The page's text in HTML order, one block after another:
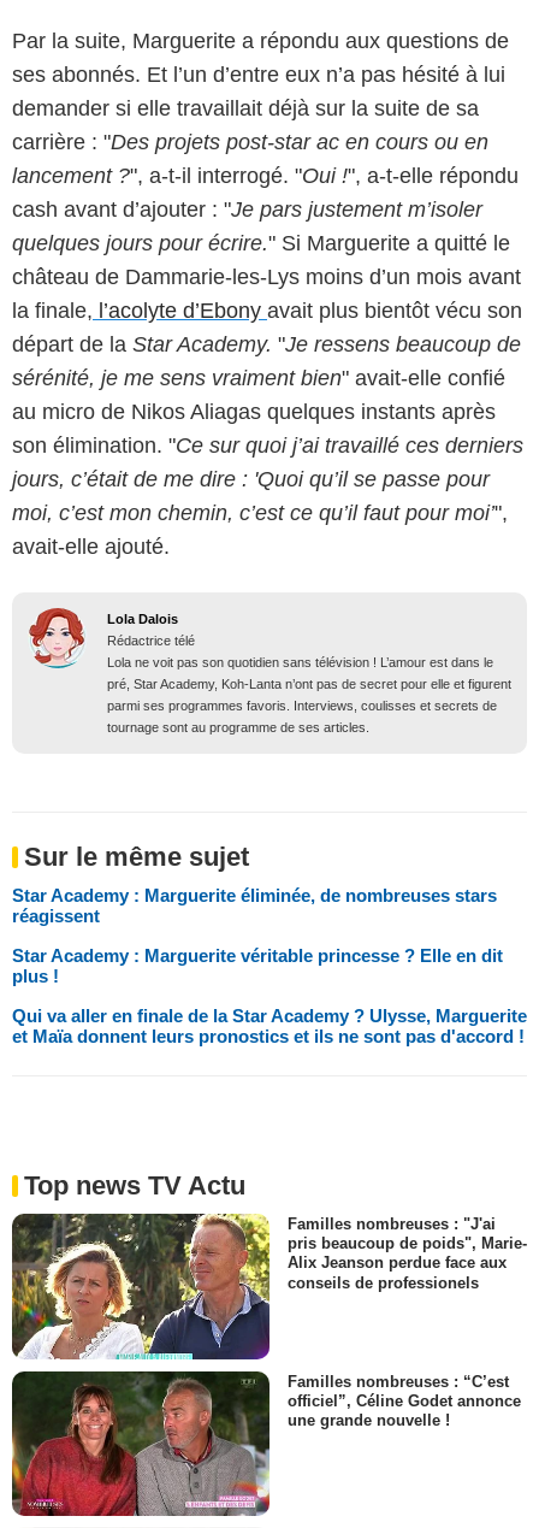
Par la suite, Marguerite a répondu aux questions de
ses abonnés. Et l’un d’entre eux n’a pas hésité à lui
demander si elle travaillait déjà sur la suite de sa
carrière : "Des projets post-star ac en cours ou en
lancement ?", a-t-il interrogé. "Oui !", a-t-elle répondu
cash avant d’ajouter : "Je pars justement m’isoler
quelques jours pour écrire." Si Marguerite a quitté le
château de Dammarie-les-Lys moins d’un mois avant
la finale, l’acolyte d’Ebony avait plus bientôt vécu son
départ de la Star Academy. "Je ressens beaucoup de
sérénité, je me sens vraiment bien" avait-elle confié
au micro de Nikos Aliagas quelques instants après
son élimination. "Ce sur quoi j’ai travaillé ces derniers
jours, c’était de me dire : 'Quoi qu’il se passe pour
moi, c’est mon chemin, c’est ce qu’il faut pour moi’",
avait-elle ajouté.
Lola Dalois
Rédactrice télé
Lola ne voit pas son quotidien sans télévision ! L’amour est dans le
pré, Star Academy, Koh-Lanta n’ont pas de secret pour elle et figurent
parmi ses programmes favoris. Interviews, coulisses et secrets de
tournage sont au programme de ses articles.
Sur le même sujet
Star Academy : Marguerite éliminée, de nombreuses stars
réagissent
Star Academy : Marguerite véritable princesse ? Elle en dit
plus !
Qui va aller en finale de la Star Academy ? Ulysse, Marguerite
et Maïa donnent leurs pronostics et ils ne sont pas d'accord !
Top news TV Actu
Familles nombreuses : "J'ai
pris beaucoup de poids", Marie-
Alix Jeanson perdue face aux
conseils de professionels
Familles nombreuses : “C’est
officiel”, Céline Godet annonce
une grande nouvelle !